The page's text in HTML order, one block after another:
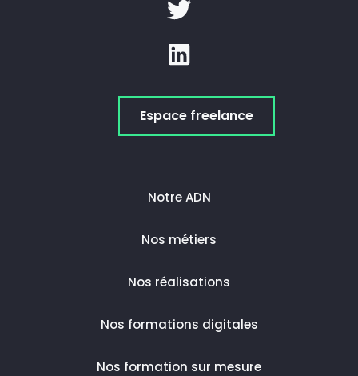
Espace freelance
Notre ADN
Nos métiers
Nos réalisations
Nos formations digitales
Nos formation sur mesure